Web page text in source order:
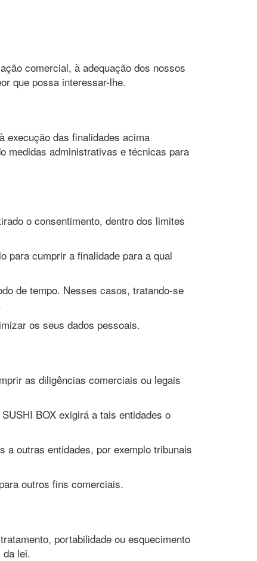
comercial, à adequação dos nossos
que possa interessar-lhe.
execução das finalidades acima
medidas administrativas e técnicas para
o consentimento, dentro dos limites
para cumprir a finalidade para a qual
de tempo. Nesses casos, tratando-se
os seus dados pessoais.
as diligências comerciais ou legais
BOX exigirá a tais entidades o
outras entidades, por exemplo tribunais
outros fins comerciais.
portabilidade ou esquecimento
lei.